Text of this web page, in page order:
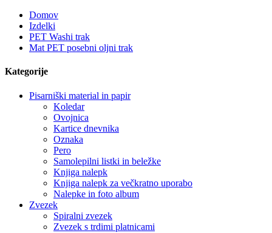
Domov
Izdelki
PET Washi trak
Mat PET posebni oljni trak
Kategorije
Pisarniški material in papir
Koledar
Ovojnica
Kartice dnevnika
Oznaka
Pero
Samolepilni listki in beležke
Knjiga nalepk
Knjiga nalepk za večkratno uporabo
Nalepke in foto album
Zvezek
Spiralni zvezek
Zvezek s trdimi platnicami